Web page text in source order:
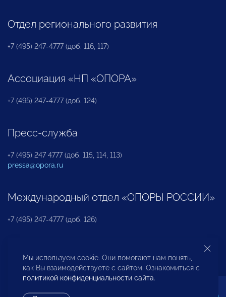
Отдел регионального развития
+7 (495) 247-4777 (доб. 116, 117)
Ассоциация «НП «ОПОРА»
+7 (495) 247-4777 (доб. 124)
Пресс-служба
+7 (495) 247 4777 (доб. 115, 114, 113)
pressa@opora.ru
Международный отдел «ОПОРЫ РОССИИ»
+7 (495) 247-4777 (доб. 126)
Бюро по защите прав предпринимателей и
инвесторов
Мы используем cookie. Они помогают нам понять,
как Вы взаимодействуете с сайтом. Ознакомиться с
политикой конфиденциальности сайта.